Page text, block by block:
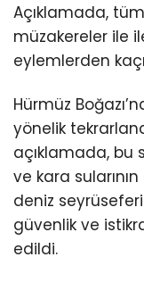
Açıklamada,
müzakereler ile
eylemlerden
Hürmüz
yönelik
açıklamada, bu
ve kara
deniz
güvenlik ve
edildi.